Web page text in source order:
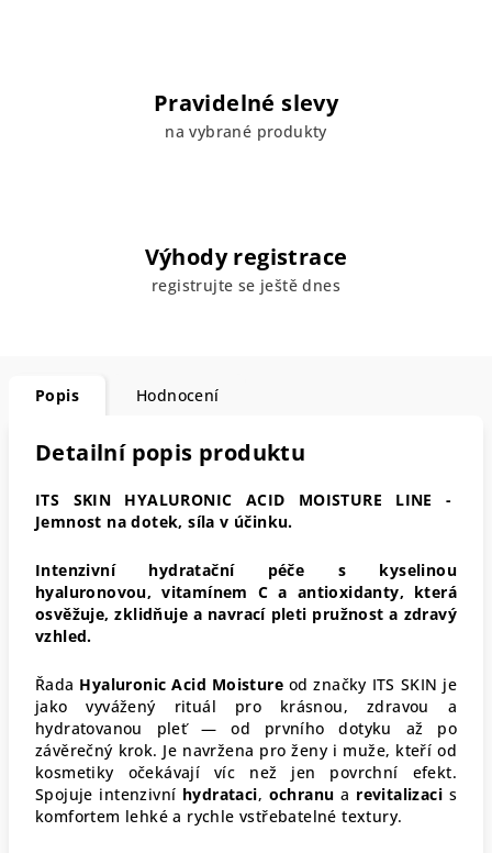
Pravidelné slevy
na vybrané produkty
Výhody registrace
registrujte se ještě dnes
Popis Hodnocení
Detailní popis produktu
ITS SKIN HYALURONIC ACID MOISTURE LINE -
Jemnost na dotek, síla v účinku.
Intenzivní hydratační péče s kyselinou
hyaluronovou, vitamínem C a antioxidanty, která
osvěžuje, zklidňuje a navrací pleti pružnost a zdravý
vzhled.
Řada Hyaluronic Acid Moistureod značky ITS SKIN je
jako vyvážený rituál pro krásnou, zdravou a
hydratovanou pleť — od prvního dotyku až po
závěrečný krok. Je navržena pro ženy i muže, kteří od
kosmetiky očekávají víc než jen povrchní efekt.
Spojuje intenzivní hydrataci, ochranu a revitalizacis
komfortem lehké a rychle vstřebatelné textury.